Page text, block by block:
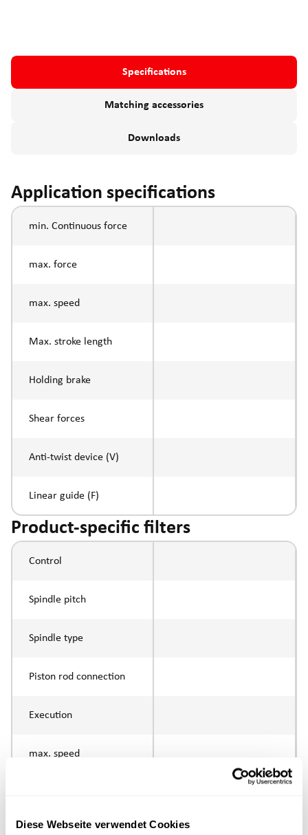
Diese Webseite verwendet Cookies
Specifications
Matching accessories
Downloads
Application specifications
min. Continuous force
max. force
max. speed
Max. stroke length
Holding brake
Shear forces
Anti-twist device (V)
Linear guide (F)
Product-specific filters
Control
Spindle pitch
Spindle type
Piston rod connection
Execution
max. speed
Nominal force